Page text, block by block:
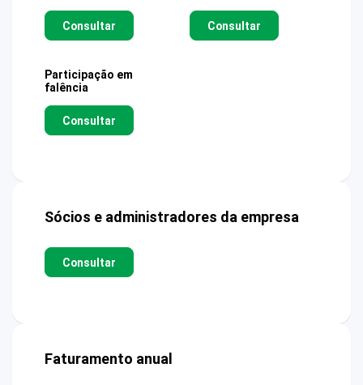
Consultar Consultar
Participação em
falência
Consultar
Sócios e administradores da empresa
Consultar
Faturamento anual